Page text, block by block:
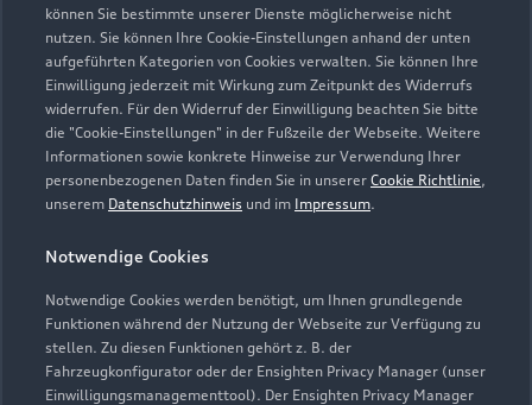
können Sie bestimmte unserer Dienste möglicherweise nicht
nutzen. Sie können Ihre Cookie-Einstellungen anhand der unten
aufgeführten Kategorien von Cookies verwalten. Sie können Ihre
Einwilligung jederzeit mit Wirkung zum Zeitpunkt des Widerrufs
widerrufen. Für den Widerruf der Einwilligung beachten Sie bitte
die "Cookie-Einstellungen" in der Fußzeile der Webseite. Weitere
Informationen sowie konkrete Hinweise zur Verwendung Ihrer
personenbezogenen Daten finden Sie in unserer Cookie Richtlinie,
unserem Datenschutzhinweis und im Impressum.
Notwendige Cookies
Notwendige Cookies werden benötigt, um Ihnen grundlegende
Funktionen während der Nutzung der Webseite zur Verfügung zu
stellen. Zu diesen Funktionen gehört z. B. der
Fahrzeugkonfigurator oder der Ensighten Privacy Manager (unser
Einwilligungsmanagementtool). Der Ensighten Privacy Manager
Zurück nach oben
Modelle